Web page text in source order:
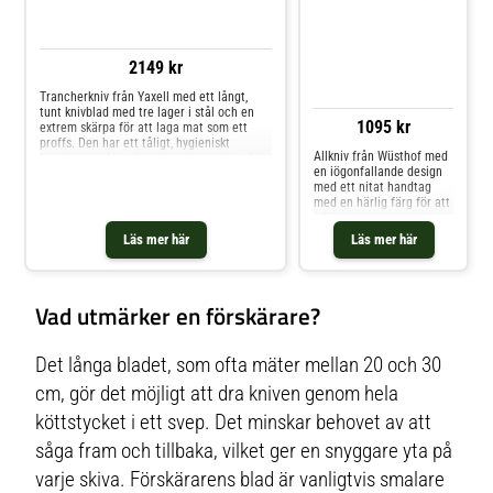
2149 kr
Läs mer här
Trancherkniv från Yaxell med ett långt,
tunt knivblad med tre lager i stål och en
extrem skärpa för att laga mat som ett
proffs. Den har ett tåligt, hygieniskt
trancherkniven från Yaxell- Från serien
Ketu.- Knivblad med tre lager i stål.-
Hårdhet: 63 HRC.- Extrem skärpa.- Tåligt
mer Köksknivar & Knivtillbehör hos Royal
Design.
1095 kr
Läs mer här
Allkniv från Wüsthof med
en iögonfallande design
med ett nitat handtag
med en härlig färg för att
addera en extra
dimension till designen.
Den har ett sågtandat
knivblad i stål perfekt för
genomtänkt konstruktion
med en optimal balans
Tillgänglig i åtskilliga
färger. Om allkniven från
Wüsthof- Allkniven finns i
olika färger.- Hårdhet: 58
HRC.- Elegant, nitat
handtag.- Optimal
balans.- Från serien
Classic Colour. Skötselråd
för allkniven- Handdisk
Vad utmärker en förskärare?
Det långa bladet, som ofta mäter mellan 20 och 30
cm, gör det möjligt att dra kniven genom hela
köttstycket i ett svep. Det minskar behovet av att
såga fram och tillbaka, vilket ger en snyggare yta på
varje skiva. Förskärarens blad är vanligtvis smalare